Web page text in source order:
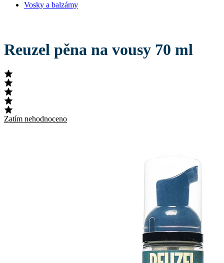
Vosky a balzámy
Reuzel pěna na vousy 70 ml
Zatím nehodnoceno